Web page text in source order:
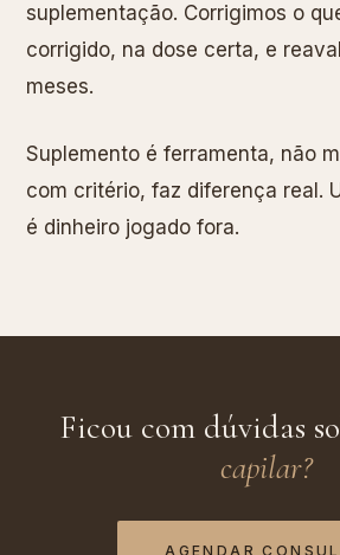
suplementação. Corrigimos o
corrigido, na dose certa, e
meses.
Suplemento é ferramenta, não
com critério, faz diferença real.
é dinheiro jogado fora.
Ficou com dúvidas
capilar?
AGENDAR